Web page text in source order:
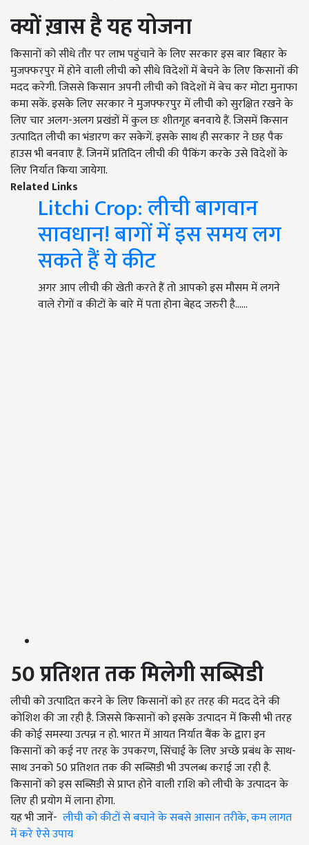
क्यों ख़ास है यह योजना
किसानों को सीधे तौर पर लाभ पहुंचाने के लिए सरकार इस बार बिहार के
मुजफ्फरपुर में होने वाली लीची को सीधे विदेशों में बेचने के लिए किसानों की
मदद करेगी. जिससे किसान अपनी लीची को विदेशों में बेच कर मोटा मुनाफा
कमा सकें. इसके लिए सरकार ने मुजफ्फरपुर में लीची को सुरक्षित रखने के
लिए चार अलग-अलग प्रखंडों में कुल छः शीतगृह बनवाये हैं. जिसमें किसान
उत्पादित लीची का भंडारण कर सकेगें. इसके साथ ही सरकार ने छह पैक
हाउस भी बनवाए हैं. जिनमें प्रतिदिन लीची की पैकिंग करके उसे विदेशों के
लिए निर्यात किया जायेगा.
Related Links
Litchi Crop: लीची बागवान
सावधान! बागों में इस समय लग
सकते हैं ये कीट
अगर आप लीची की खेती करते हैं तो आपको इस मौसम में लगने
वाले रोगों व कीटों के बारे में पता होना बेहद जरुरी है...…
50 प्रतिशत तक मिलेगी सब्सिडी
लीची को उत्पादित करने के लिए किसानों को हर तरह की मदद देने की
कोशिश की जा रही है. जिससे किसानों को इसके उत्पादन में किसी भी तरह
की कोई समस्या उत्पन्न न हो. भारत में आयत निर्यात बैंक के द्वारा इन
किसानों को कई नए तरह के उपकरण, सिंचाई के लिए अच्छे प्रबंध के साथ-
साथ उनको 50 प्रतिशत तक की सब्सिडी भी उपलब्ध कराई जा रही है.
किसानों को इस सब्सिडी से प्राप्त होने वाली राशि को लीची के उत्पादन के
लिए ही प्रयोग में लाना होगा.
यह भी जानें- लीची को कीटों से बचाने के सबसे आसान तरीके, कम लागत
में करे ऐसे उपाय